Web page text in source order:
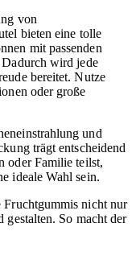
von
bieten eine tolle
mit passenden
Dadurch wird jede
bereitet. Nutze
oder große
und
trägt entscheidend
oder Familie teilst,
ideale Wahl sein.
nicht nur
gestalten. So macht der